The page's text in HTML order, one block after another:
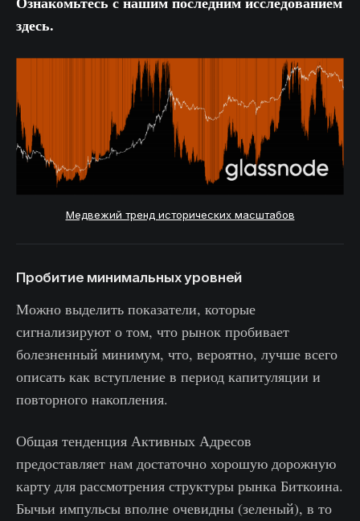
здесь.
Медвежий тренд исторических масштабов
Пробитие минимальных уровней
Можно выделить показатели, которые
сигнализируют о том, что рынок пробивает
болезненный минимум, что, вероятно, лучше всего
описать как вступление в период капитуляции и
повторного накопления.
Общая тенденция Активных Адресов
предоставляет нам достаточно хорошую дорожную
карту для рассмотрения структуры рынка Биткоина.
Бычьи импульсы вполне очевидны (зеленый), в то